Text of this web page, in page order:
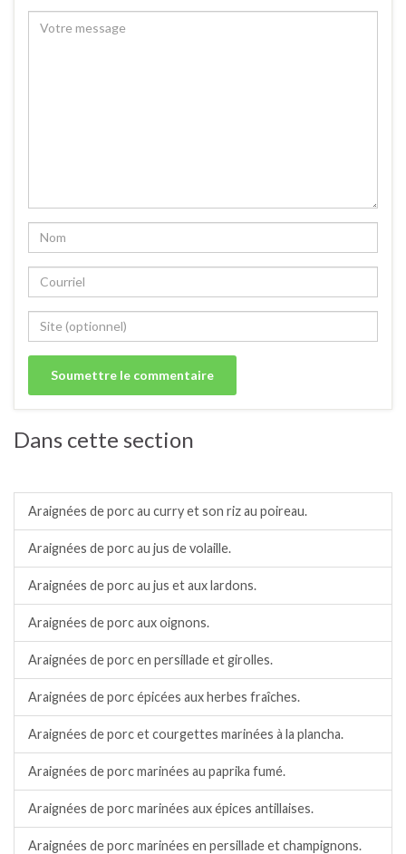
Dans cette section
Araignées de porc au curry et son riz au poireau.
Araignées de porc au jus de volaille.
Araignées de porc au jus et aux lardons.
Araignées de porc aux oignons.
Araignées de porc en persillade et girolles.
Araignées de porc épicées aux herbes fraîches.
Araignées de porc et courgettes marinées à la plancha.
Araignées de porc marinées au paprika fumé.
Araignées de porc marinées aux épices antillaises.
Araignées de porc marinées en persillade et champignons.